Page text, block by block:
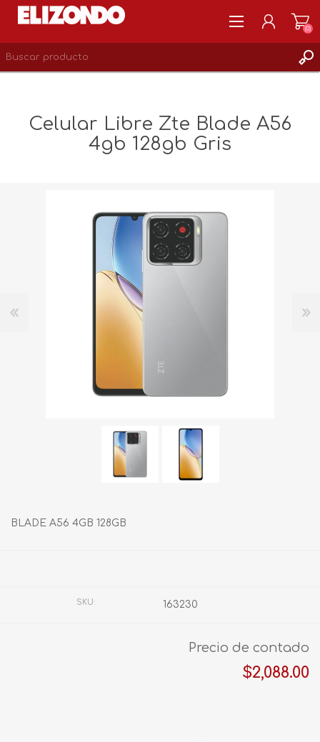
LISTA DE DESEOS
(0)
Celular Libre Zte Blade A56
4gb 128gb Gris
BLADE A56 4GB 128GB
SKU: 163230
Precio de contado
$2,088.00